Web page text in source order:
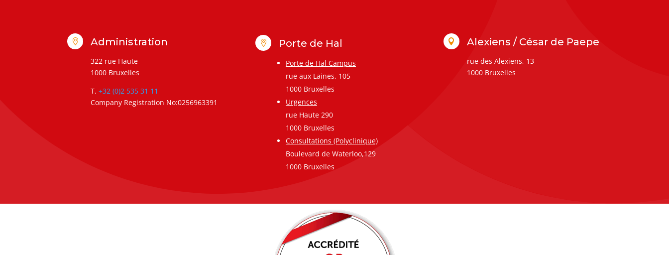
 Administration
322 rue Haute
1000 Bruxelles
T. +32 (0)2 535 31 11
Company Registration No:0256963391
 Porte de Hal
Porte de Hal Campus
rue aux Laines, 105
1000 Bruxelles
Urgences
rue Haute 290
1000 Bruxelles
Consultations (Polyclinique)
Boulevard de Waterloo,129
1000 Bruxelles
 Alexiens / César de Paepe
rue des Alexiens, 13
1000 Bruxelles